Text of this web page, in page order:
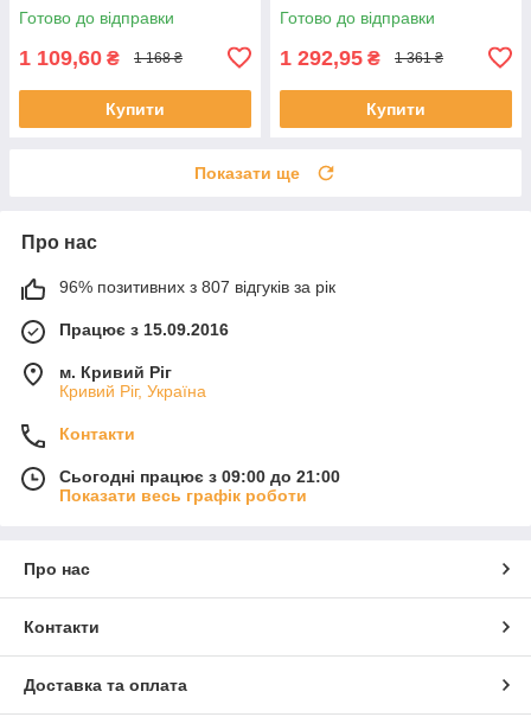
Готово до відправки
1 109,60 ₴ 1 168 ₴
Купити
Готово до відправки
1 292,95 ₴ 1 361 ₴
Купити
Показати ще
Про нас
96% позитивних з 807 відгуків за рік
Працює з 15.09.2016
м. Кривий Ріг
Кривий Ріг, Україна
Контакти
Сьогодні працює з 09:00 до 21:00
Показати весь графік роботи
Про нас
Контакти
Доставка та оплата